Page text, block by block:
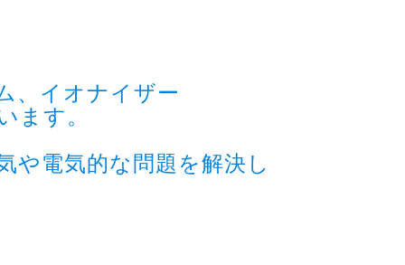
、イオナイザー
ます。
や電気的な問題を解決し